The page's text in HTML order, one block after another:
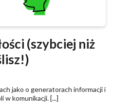
(szybciej niż
jako o generatorach informacji i
w komunikacji. [...]